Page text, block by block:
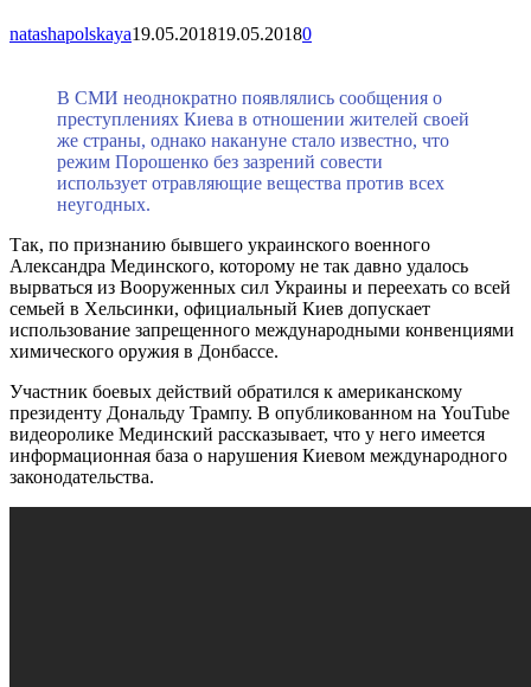
natashapolskaya19.05.201819.05.20180
В СМИ неоднократно появлялись сообщения о
преступлениях Киева в отношении жителей своей
же страны, однако накануне стало известно, что
режим Порошенко без зазрений совести
использует отравляющие вещества против всех
неугодных.
Так, по признанию бывшего украинского военного
Александра Мединского, которому не так давно удалось
вырваться из Вооруженных сил Украины и переехать со всей
семьей в Хельсинки, официальный Киев допускает
использование запрещенного международными конвенциями
химического оружия в Донбассе.
Участник боевых действий обратился к американскому
президенту Дональду Трампу. В опубликованном на YouTube
видеоролике Мединский рассказывает, что у него имеется
информационная база о нарушения Киевом международного
законодательства.